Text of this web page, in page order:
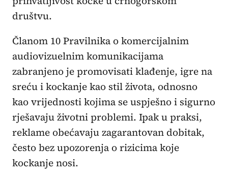
društvu.
Članom 10 Pravilnika o komercijalnim
audiovizuelnim komunikacijama
zabranjeno je promovisati klađenje, igre na
sreću i kockanje kao stil života, odnosno
kao vrijednosti kojima se uspješno i sigurno
rješavaju životni problemi. Ipak u praksi,
reklame obećavaju zagarantovan dobitak,
često bez upozorenja o rizicima koje
kockanje nosi.